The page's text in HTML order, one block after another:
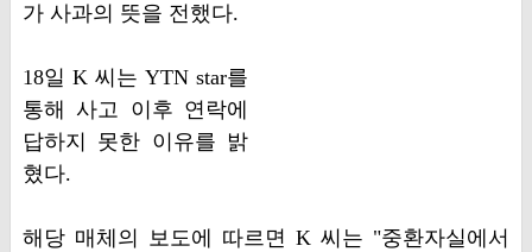
가 사과의 뜻을 전했다.
18일 K 씨는 YTN star를
통해 사고 이후 연락에
답하지 못한 이유를 밝
혔다.
해당 매체의 보도에 따르면 K 씨는 "중환자실에서